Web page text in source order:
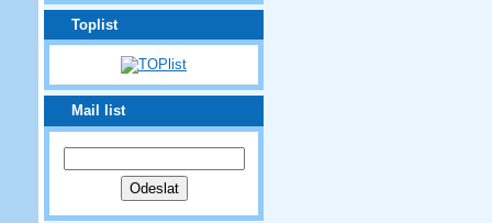
Toplist
Mail list